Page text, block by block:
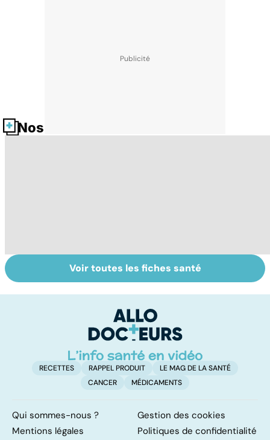
Nos fiches santé
Staphylocoque
doré : une
Le sinus
pilonidal, un
Voir toutes les fiches santé
RECETTES RAPPEL PRODUIT
LE MAG DE LA SANTÉ
CANCER
MÉDICAMENTS
Qui sommes-nous ?
Gestion des cookies
Mentions légales
Politiques de confidentialité